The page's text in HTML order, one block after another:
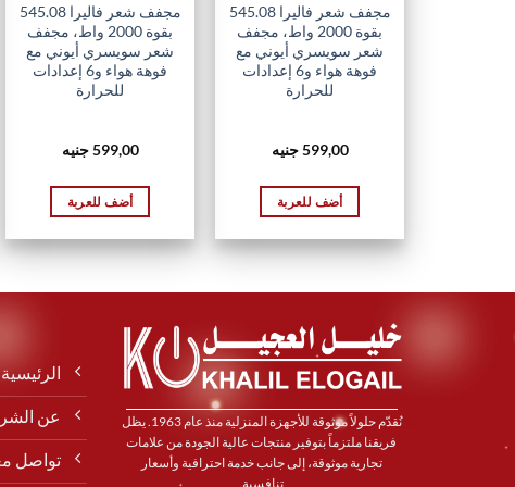
مجفف شعر فاليرا 545.08
بقوة 2000 واط، مجفف
شعر سويسري أيوني مع
فوهة هواء و6 إعدادات
للحرارة
599,00جنيه
أضف للعربة
مجفف شعر فاليرا 545.08
بقوة 2000 واط، مجفف
شعر سويسري أيوني مع
فوهة هواء و6 إعدادات
للحرارة
599,00 جنيه
أضف للعربة
نُقدّم حلولاً موثوقة للأجهزة المنزلية منذ عام 1963. يظل
فريقنا ملتزماً بتوفير منتجات عالية الجودة من علامات
تجارية موثوقة، إلى جانب خدمة احترافية وأسعار
تنافسية.
الرئيسية
عن
تواصل